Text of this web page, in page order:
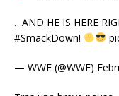
…AND HE IS HERE
#SmackDown!
— WWE (@WWE)